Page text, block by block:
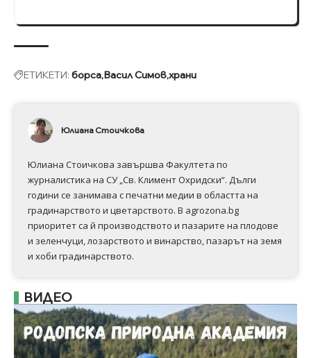
ЕТИКЕТИ: борса Васил Симовхрани
Юлиана Стоичкова
Юлиана Стоичкова завършва Факултета по
журналистика на СУ „Св. Климент Охридски“. Дълги
години се занимава с печатни медии в областта на
градинарството и цветарството. В agrozona.bg
приоритет са й производството и пазарите на плодове
и зеленчуци, лозарството и винарство, пазарът на земя
и хоби градинарството.
ВИДЕО